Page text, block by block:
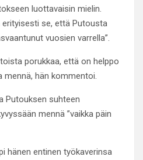
luottavaisin mielin.
se, että Putousta
vuosien varrella”.
porukkaa, että on helppo
mennä, hän kommentoi.
Putouksen suhteen
mennä ”vaikka päin
hänen entinen työkaverinsa